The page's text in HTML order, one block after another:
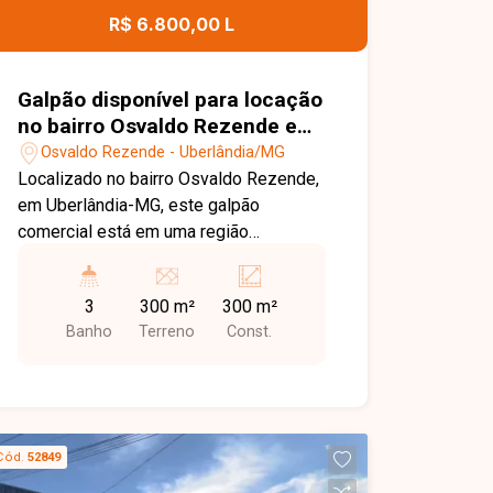
oportunidade para quem busca um
bem localizado no bairro Alto
Umuarama. Agende uma visita e venha
conhecer todos os detalhes deste
imóvel.
R$ 6.800,00 L
Galpão disponível para locação
no bairro Osvaldo Rezende em
Uberlândia-MG
Osvaldo Rezende - Uberlândia/MG
Localizado no bairro Osvaldo Rezende,
em Uberlândia-MG, este galpão
comercial está em uma região
principais vias da cidade e excelente
logística para empresas dos mais
diversos segmentos. A localização
O imóvel possui aproximadamente 300
m² de área construída, pé-direito de 06
3
Banho
300 m²
Terreno
300 m²
Const.
52849